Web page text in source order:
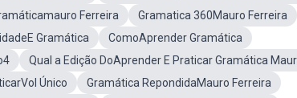
Ferreira
Gramatica 360Mauro Ferreira
Gramática
ComoAprender Gramática
Qual a Edição DoAprender E Praticar Gramática
Único
Gramática RepondidaMauro Ferreira